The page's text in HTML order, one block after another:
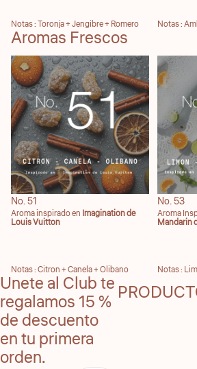
Notas : Toronja + Jengibre + Romero Notas :
Aromas Frescos
No. 51
No. 51
Aroma inspirado en Imagination de
Louis Vuitton
Notas : Citron + Canela + Olibano
No. 53
No. 53
Aroma
Mandarin
Notas :
Unete al Club te
regalamos 15 %
de descuento
en tu primera
orden.